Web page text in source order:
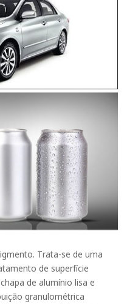
Trata-se de uma
de superfície
de alumínio lisa e
granulométrica